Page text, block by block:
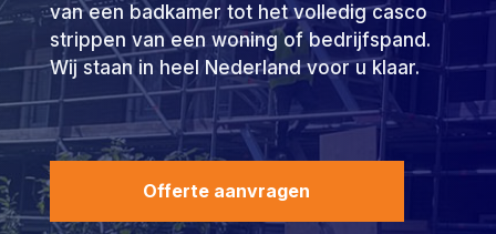
van een badkamer tot het volledig casco
strippen van een woning of bedrijfspand.
Wij staan in heel Nederland voor u klaar.
Offerte aanvragen